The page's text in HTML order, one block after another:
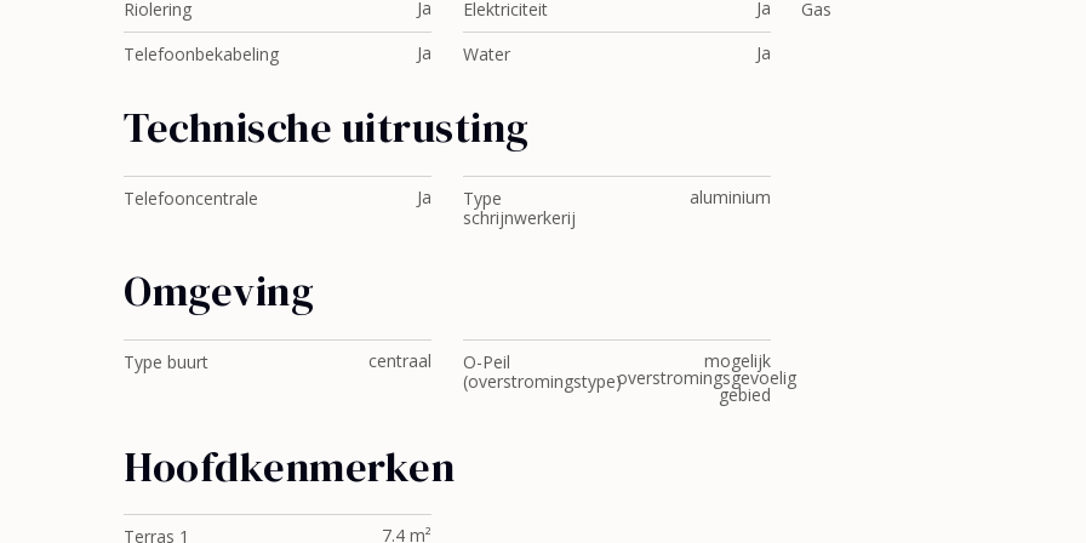
Riolering Ja Elektriciteit Ja
Gas
Telefoonbekabeling
Ja Water Ja
Technische uitrusting
Telefooncentrale Ja
Type
schrijnwerkerij
aluminium
Omgeving
Type buurt centraal
O-Peil
(overstromingstype)
mogelijk
overstromingsgevoelig
gebied
Hoofdkenmerken
Terras 1 7.4 m²